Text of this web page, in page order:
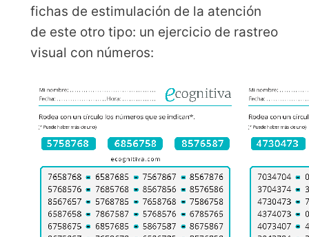
fichas de estimulación de la atención
de este otro tipo: un ejercicio de rastreo
visual con números: